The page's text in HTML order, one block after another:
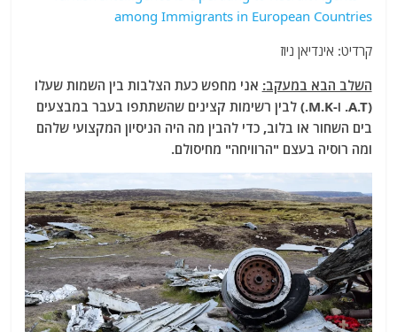
קרדיט: אינדיאן ניוז
השלב הבא במעקב: אני מחפש כעת הצלבות בין השמות שעלו
(A.T. ו-M.K.) לבין רשימות קצינים שהשתתפו בעבר במבצעים
בים השחור או בלוב, כדי להבין מה היה הניסיון המקצועי שלהם
ומה רוסיה בעצם "הרוויחה" מחיסולם.